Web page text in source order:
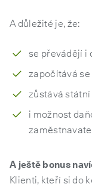
A důležité je, že:
se převádějí i
započítává
zůstává
i možnost
A ještě bonus
Klienti, kteří si do